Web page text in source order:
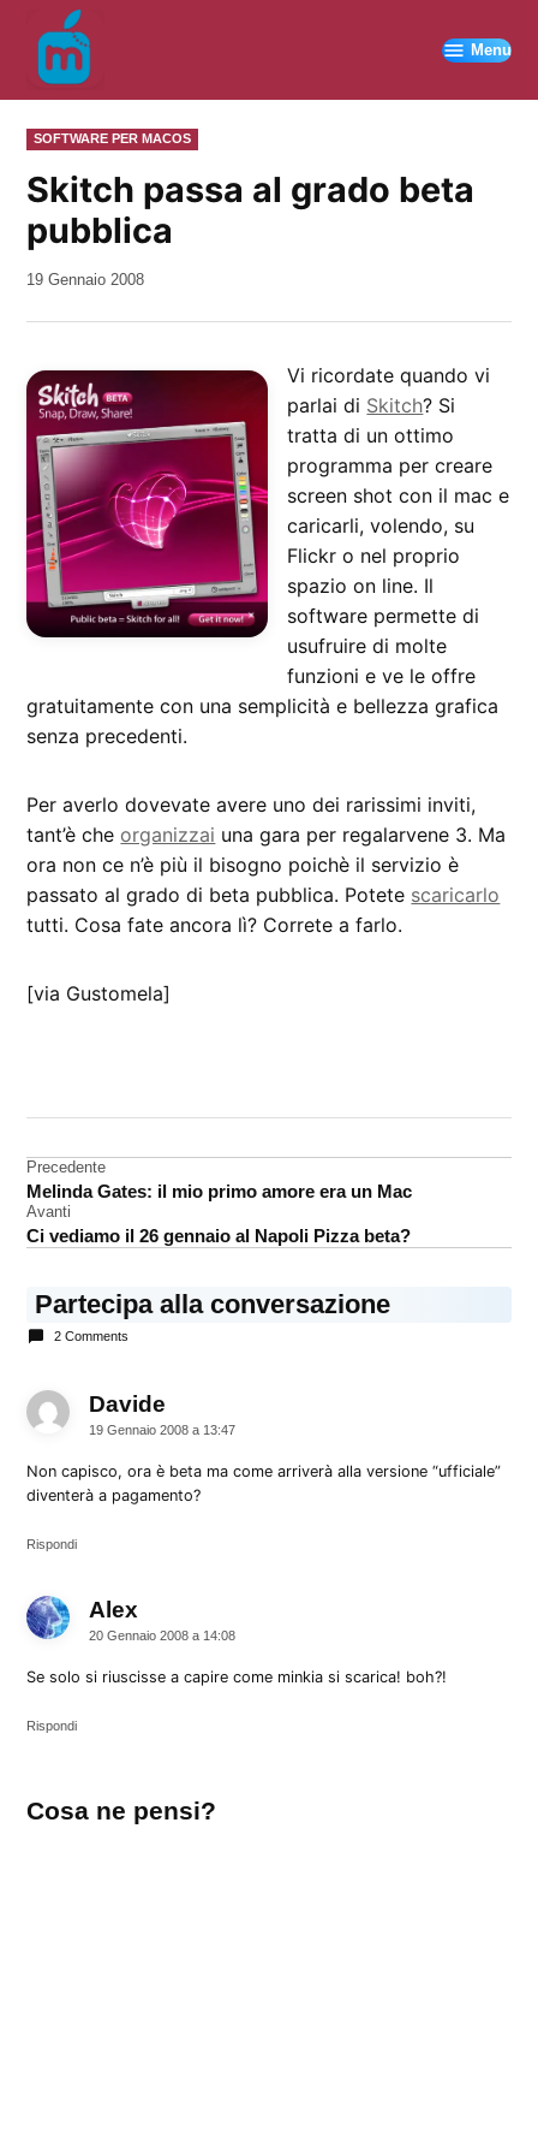
contenuto
Menu
PUBBLICATO
IN
SOFTWARE PER MACOS
Skitch passa al grado beta
pubblica
da
19 Gennaio 2008
Vi ricordate quando vi
parlai di Skitch? Si
tratta di un ottimo
programma per creare
screen shot con il mac e
caricarli, volendo, su
Flickr o nel proprio
spazio on line. Il
software permette di
usufruire di molte
funzioni e ve le offre
gratuitamente con una semplicità e bellezza grafica
senza precedenti.
Per averlo dovevate avere uno dei rarissimi inviti,
tant’è che organizzai una gara per regalarvene 3. Ma
ora non ce n’è più il bisogno poichè il servizio è
passato al grado di beta pubblica. Potete scaricarlo
tutti. Cosa fate ancora lì? Correte a farlo.
[via Gustomela]
Navigazione
articoli
Precedente
Melinda Gates: il mio primo amore era un Mac
Avanti
Ci vediamo il 26 gennaio al Napoli Pizza beta?
Partecipa alla conversazione
2 Comments
Davide
19 Gennaio 2008 a 13:47
Non capisco, ora è beta ma come arriverà alla versione “ufficiale”
diventerà a pagamento?
Rispondi
Alex
20 Gennaio 2008 a 14:08
Se solo si riuscisse a capire come minkia si scarica! boh?!
Rispondi
un
Cosa ne pensi?